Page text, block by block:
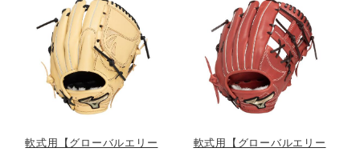
メディカル
コラボ／ライセンス
セール
軟式用【グローバルエリー
軟式用【グローバルエリー